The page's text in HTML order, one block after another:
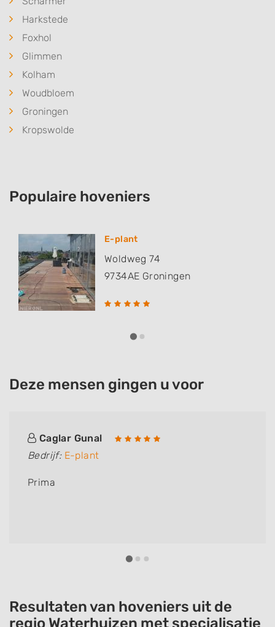
Harkstede
Foxhol
Glimmen
Kolham
Woudbloem
Groningen
Kropswolde
Populaire hoveniers
E-plant
Woldweg 74
9734AE Groningen
Deze mensen gingen u voor
Caglar Gunal
Bedrijf: E-plant
Prima
Resultaten van hoveniers uit de
regio Waterhuizen met specialisatie